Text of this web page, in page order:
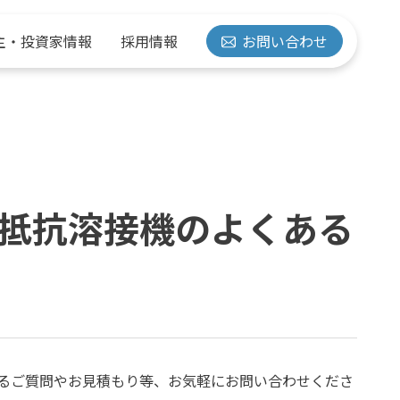
・投資家情報 採用情報 お問い合わせ
経営方針
抵抗溶接機
水素の取り組み
有価証券報告書
先輩紹介
抗溶接機のよくある
ご質問やお見積もり等、お気軽にお問い合わせくださ